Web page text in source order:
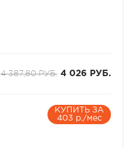
4 387,80 РУБ. 4 026 РУБ.
КУПИТЬ ЗА
403 р./мес